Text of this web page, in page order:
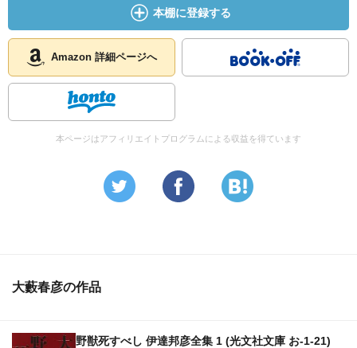
本棚に登録する
Amazon 詳細ページへ
本ページはアフィリエイトプログラムによる収益を得ています
大藪春彦の作品
野獣死すべし 伊達邦彦全集 1 (光文社文庫 お-1-21)